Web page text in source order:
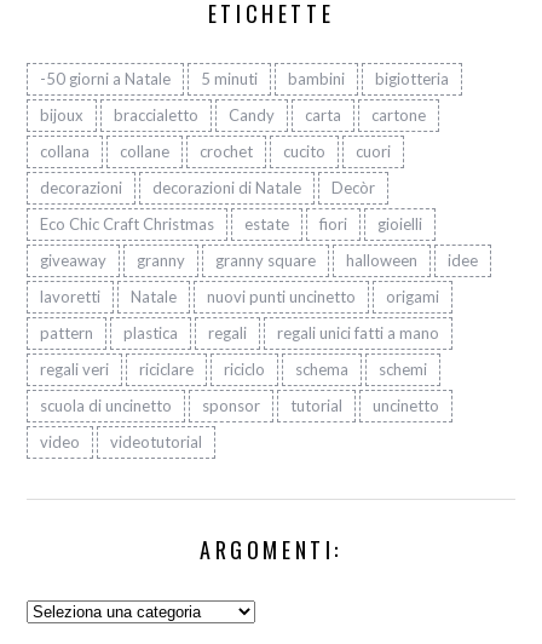
ETICHETTE
-50 giorni a Natale 5 minuti bambini
bigiotteria
bijoux
braccialetto Candy carta
cartone
collana
collane crochet cucito
cuori
decorazioni
decorazioni di Natale
Decòr
Eco Chic Craft Christmas
estate fiori
gioielli
giveaway
granny granny square halloween
idee
lavoretti
Natale nuovi punti uncinetto
origami
pattern
plastica regali
regali unici fatti a mano
regali veri
riciclare riciclo schema
schemi
scuola di uncinetto
sponsor tutorial
uncinetto
video
videotutorial
ARGOMENTI:
Argomenti: